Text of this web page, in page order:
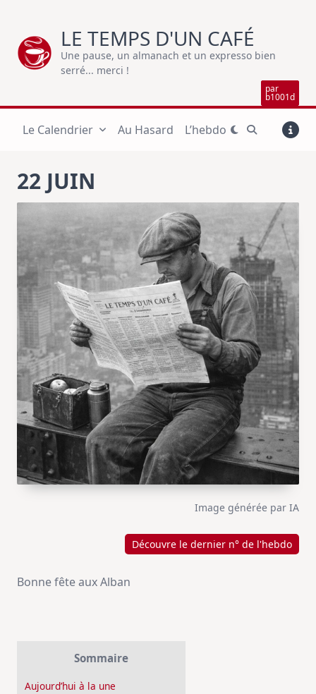
content
LE TEMPS D'UN CAFÉ
Une pause, un almanach et un expresso bien
serré... merci !
par
b1001d
Le Calendrier Au Hasard L’hebdo
22 JUIN
Image générée par IA
Découvre le dernier n° de l'hebdo
Bonne fête aux Alban
Sommaire
Aujourd’hui à la une